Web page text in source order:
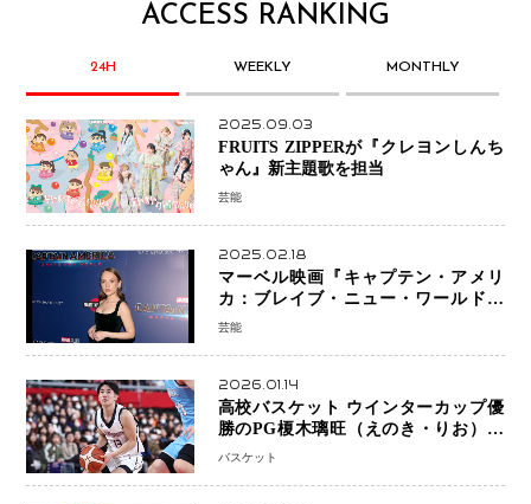
ACCESS RANKING
24H WEEKLY MONTHLY
2025.09.03
FRUITS ZIPPERが『クレヨンしんち
ゃん』新主題歌を担当
芸能
2025.02.18
マーベル映画『キャプテン・アメリ
カ：ブレイブ・ニュー・ワールド』
新ブラック・ウィドウ役のシラ・ハー
芸能
2026.01.14
高校バスケット ウインターカップ優
勝のPG榎木璃旺（えのき・りお）が
プロの現場へ―。
バスケット